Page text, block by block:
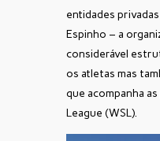
entidades
Espinho – a
considerável
os atletas mas
que acompanha
League (WSL).